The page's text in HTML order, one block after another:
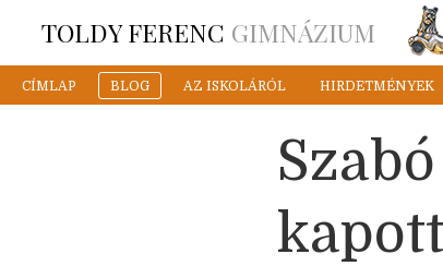
TOLDY FERENC GIMNÁZIUM
CÍMLAP BLOG AZ ISKOLÁRÓL HIRDETMÉNYEK
kapott